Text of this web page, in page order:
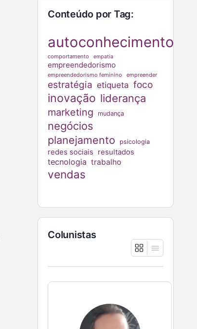
Conteúdo por Tag:
autoconhecimento
comportamento empatia
empreendedorismo
empreendedorismo feminino empreender
estratégia etiqueta foco
inovação liderança
marketing mudança
negócios
planejamento
psicologia
redes sociais resultados
tecnologia trabalho
vendas
Colunistas